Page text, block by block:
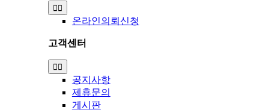
Toggle
Navigation
온라인의뢰신청
고객센터
Toggle
Navigation
공지사항
제휴문의
게시판